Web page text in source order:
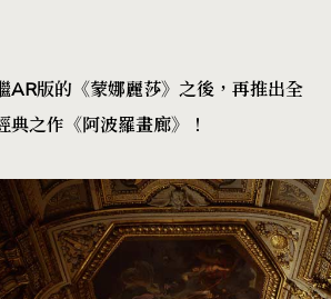
AR版的《蒙娜麗莎》之後，再推出全
之作《阿波羅畫廊》！